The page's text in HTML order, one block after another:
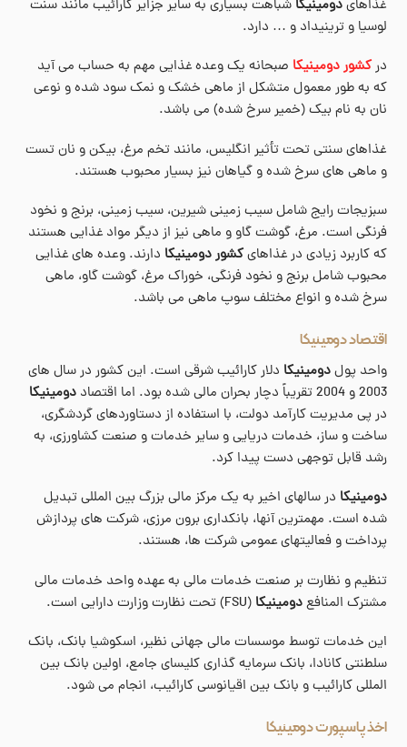
غذاهاید‌ومینیکا شباهت بسیاری به سایر جزایر کارائیب مانند سنت
لوسیا و ترینیداد و … دارد.
درکشور دومینیکا صبحانه یک وعده غذایی مهم به حساب می آید
که به طور معمول متشکل از ماهی خشک و نمک سود شده و نوعی
نان به نام بیک (خمیر سرخ شده) می باشد.
غذاهای سنتی تحت تأثیر انگلیس، مانند تخم مرغ، بیکن و نان تست
و ماهی های سرخ شده و گیاهان نیز بسیار محبوب هستند.
سبزیجات رایج شامل سیب زمینی شیرین، سیب زمینی، برنج و نخود
فرنگی است. مرغ، گوشت گاو و ماهی نیز از دیگر مواد غذایی هستند
که کاربرد زیادی در غذاهایکشور دومینیکا دارند. وعده های غذایی
محبوب شامل برنج و نخود فرنگی، خوراک مرغ، گوشت گاو، ماهی
سرخ شده و انواع مختلف سوپ ماهی می باشد.
اقتصاد دومینیکا
واحد پولدومینیکا دلار کارائیب شرقی است. این کشور در سال های
2003 و 2004 تقریباً دچار بحران مالی شده بود. اما اقتصاد
دومینیکا
در پی مدیریت کارآمد دولت، با استفاده از دستاوردهای گردشگری،
ساخت و ساز، خدمات دریایی و سایر خدمات و صنعت کشاورزی، به
رشد قابل توجهی دست پیدا کرد.
دومینیکا در سالهای اخیر به یک مرکز مالی بزرگ بین المللی تبدیل
شده است. مهمترین آنها، بانکداری برون مرزی، شرکت های پردازش
پرداخت و فعالیتهای عمومی شرکت ها، هستند.
تنظیم و نظارت بر صنعت خدمات مالی به عهده واحد خدمات مالی
مشترک المنافعدومینیکا (FSU) تحت نظارت وزارت دارایی است.
این خدمات توسط موسسات مالی جهانی نظیر، اسکوشیا بانک، بانک
سلطنتی کانادا، بانک سرمایه گذاری کلیسای جامع، اولین بانک بین
المللی کارائیب و بانک بین اقیانوسی کارائیب، انجام می شود.
اخذ پاسپورت دومینیکا